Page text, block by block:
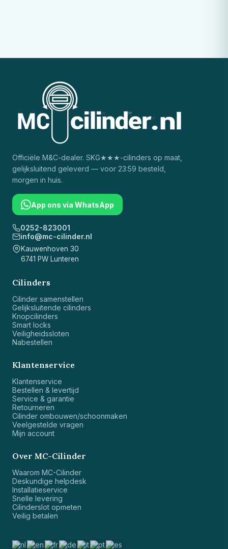
Officiële M&C-dealer. SKG★★★-cilinders op maat,
gelijksluitend geleverd — voor 23:59 besteld,
morgen in huis.
App ons via WhatsApp
0252-823001
info@mc-cilinder.nl
Kauwenhoven 30
6741 PW Lunteren
Cilinders
Cilinder samenstellen
Gelijksluitende cilinders
Knopcilinders
Smart locks
Veiligheidssloten
Nabestellen
Klantenservice
Klantenservice
Bestellen & levertijd
Service & garantie
Retourneren
Cilinder ombouwen/schoonmaken
Veelgestelde vragen
Mijn account
Over MC-Cilinder
Waarom MC-Cilinder
Deskundige helpdesk
Installatieservice
Snelle levering
Cilinderslot opmeten
Veilig betalen